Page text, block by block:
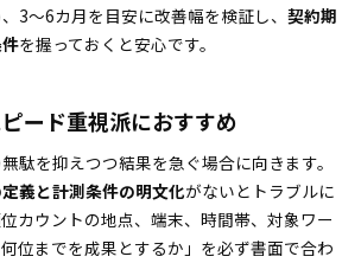
3〜6カ月を目安に改善幅を検証し、 契約期
を握っておくと安心です。
ード重視派におすすめ
駄を抑えつつ結果を急ぐ場合に向きます。
義と計測条件の明文化がないとトラブルに
カウントの地点、端末、時間帯、対象ワー
位までを成果とするか」を必ず書面で合わ